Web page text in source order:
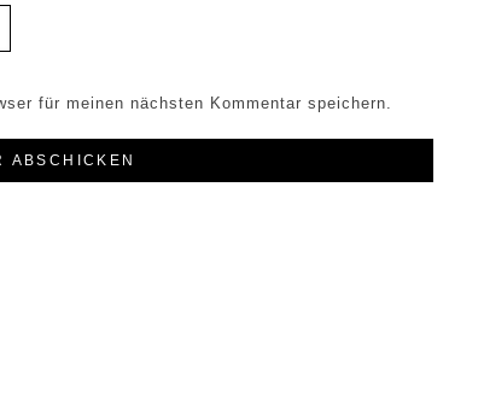
für meinen nächsten Kommentar speichern.